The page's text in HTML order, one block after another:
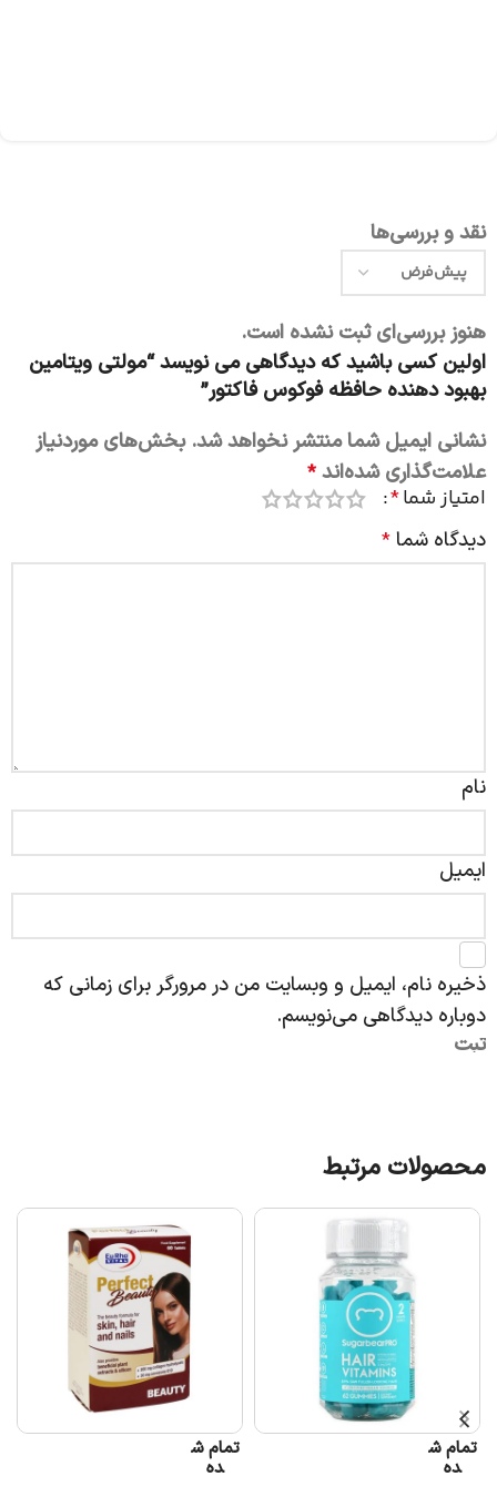
نقد و بررسی‌ها
هنوز بررسی‌ای ثبت نشده است.
اولین کسی باشید که دیدگاهی می نویسد “مولتی ویتامین
بهبود دهنده حافظه فوکوس فاکتور”
نشانی ایمیل شما منتشر نخواهد شد. بخش‌های موردنیاز
علامت‌گذاری شده‌اند *
امتیاز شما*
دیدگاه شما *
نام
ایمیل
ذخیره نام، ایمیل و وبسایت من در مرورگر برای زمانی که
دوباره دیدگاهی می‌نویسم.
محصولات مرتبط
تمام ش
ده
تمام ش
ده